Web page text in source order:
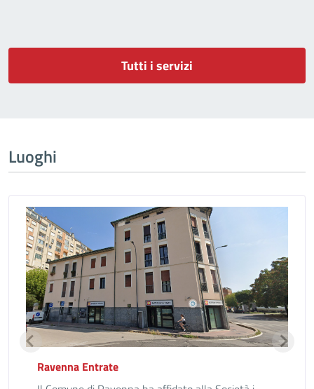
Tutti i servizi
Luoghi
Ravenna Entrate